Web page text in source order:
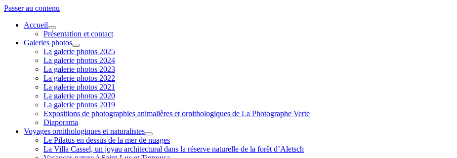
Passer au contenu
Accueil
ouvrir
menu
Présentation et contact
Galeries photos
ouvrir
menu
La galerie photos 2025
La galerie photos 2024
La galerie photos 2023
La galerie photos 2022
La galerie photos 2021
La galerie photos 2020
La galerie photos 2019
Expositions de photographies animalières et ornithologiques de La Photographe Verte
Diaporama
Voyages ornithologiques et naturalistes
ouvrir
menu
Le Pilatus en dessus de la mer de nuages
La Villa Cassel, un joyau architectural dans la réserve naturelle de la forêt d’Aletsch